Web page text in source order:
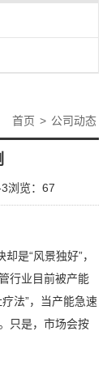
首页 > 公司动态
浏览： 67
是“风景独好”，
行业目前被产能
法”，当产能急速
只是，市场会按